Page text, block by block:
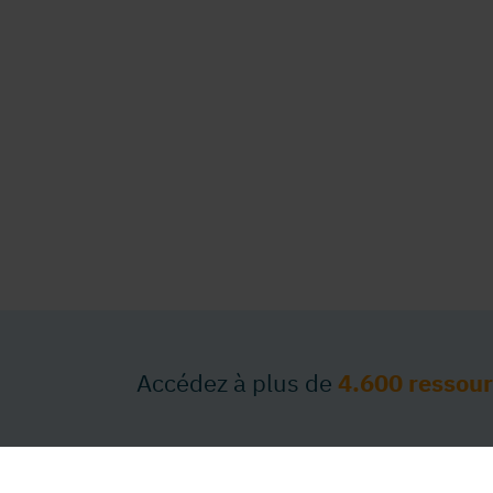
Accédez à plus de 4.600